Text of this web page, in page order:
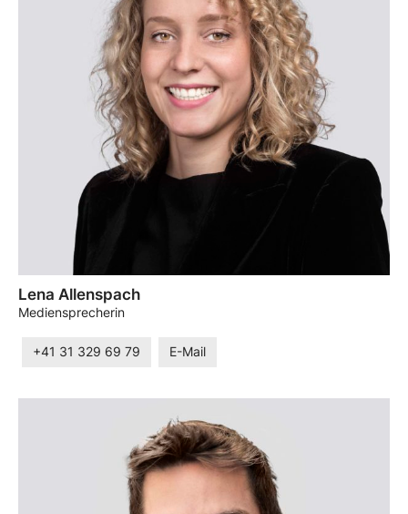
Lena Allenspach
Mediensprecherin
+41 31 329 69 79 E-Mail